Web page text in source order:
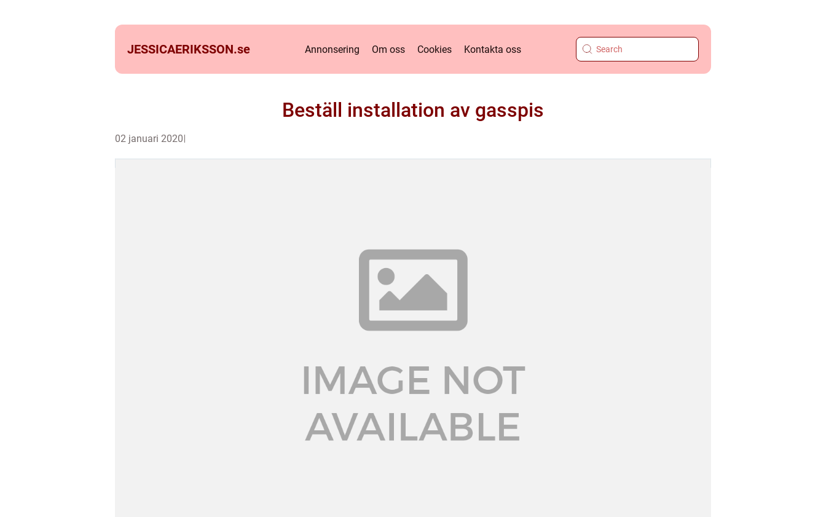
JESSICAERIKSSON.se Annonsering Om oss Cookies Kontakta oss
Beställ installation av gasspis
02 januari 2020